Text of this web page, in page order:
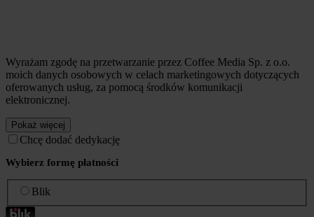
Wyrażam zgodę na przetwarzanie przez Coffee Media Sp. z o.o.
moich danych osobowych w celach marketingowych dotyczących
oferowanych usług, za pomocą środków komunikacji
elektronicznej.
Pokaż więcej
Chcę dodać dedykację
Wybierz formę płatności
Blik